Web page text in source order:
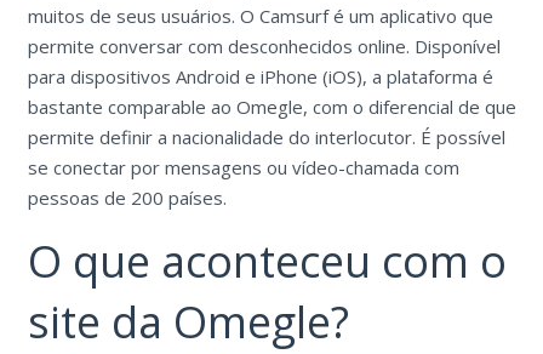
muitos de seus usuários. O Camsurf é um aplicativo que
permite conversar com desconhecidos online. Disponível
para dispositivos Android e iPhone (iOS), a plataforma é
bastante comparable ao Omegle, com o diferencial de que
permite definir a nacionalidade do interlocutor. É possível
se conectar por mensagens ou vídeo-chamada com
pessoas de 200 países.
O que aconteceu com o
site da Omegle?